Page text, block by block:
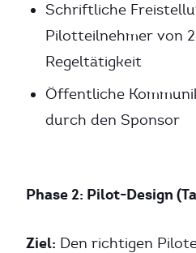
Schriftliche
Pilotteilnehmer von
Regeltätigkeit
Öffentliche
durch den Sponsor
Phase 2: Pilot-Design
Ziel: Den richtigen